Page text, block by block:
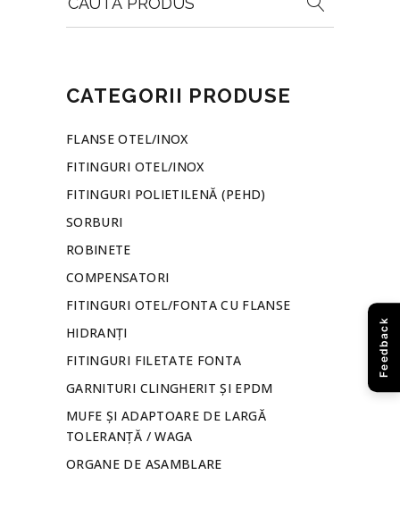
for:
CATEGORII PRODUSE
FLANSE OTEL/INOX
FITINGURI OTEL/INOX
FITINGURI POLIETILENĂ (PEHD)
SORBURI
ROBINETE
COMPENSATORI
FITINGURI OTEL/FONTA CU FLANSE
HIDRANȚI
FITINGURI FILETATE FONTA
GARNITURI CLINGHERIT ȘI EPDM
MUFE ȘI ADAPTOARE DE LARGĂ
TOLERANȚĂ / WAGA
ORGANE DE ASAMBLARE
Feedback